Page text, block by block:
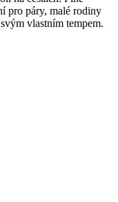
pro páry, malé rodiny
vlastním tempem.